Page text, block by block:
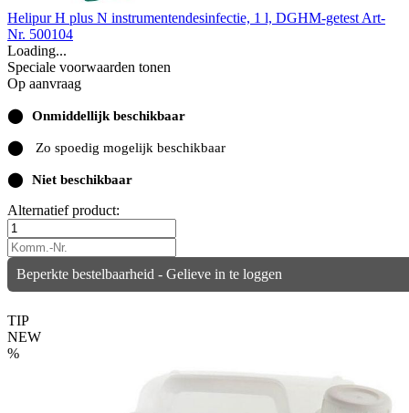
Helipur H plus N instrumentendesinfectie, 1 l, DGHM-getest Art-
Nr. 500104
Loading...
Speciale voorwaarden tonen
Op aanvraag
⬤ Onmiddellijk beschikbaar
⬤ Zo spoedig mogelijk beschikbaar
⬤ Niet beschikbaar
Alternatief product:
Beperkte bestelbaarheid - Gelieve in te loggen
TIP
NEW
%